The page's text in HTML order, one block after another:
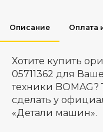
Описание Оплата
Хотите купить
05711362 для
техники BOMAG?
сделать у
«Детали машин».